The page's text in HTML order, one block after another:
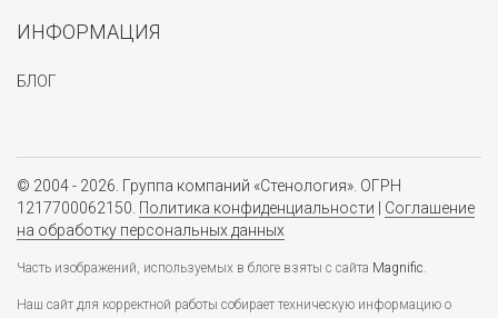
ИНФОРМАЦИЯ
БЛОГ
© 2004 - 2026. Группа компаний «Стенология». ОГРН
1217700062150. Политика конфиденциальности
Соглашение
на обработку персональных данных
Часть изображений, используемых в блоге взяты с сайта Magnific.
Наш сайт для корректной работы собирает техническую информацию о